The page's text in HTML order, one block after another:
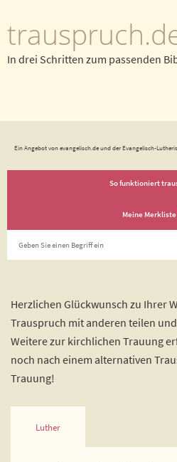
In drei Schritten zum passenden
Ein Angebot von evangelisch.de und der Evangelisch-
So funktioniert
Meine Merkliste
Herzlichen Glückwunsch zu Ihrer
Trauspruch mit anderen teilen
Weitere zur kirchlichen Trauung
noch nach einem alternativen
Trauung!
Luther